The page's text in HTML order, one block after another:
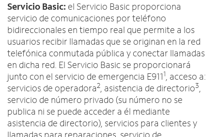
Servicio Basic: el Servicio Basic proporciona
servicio de comunicaciones por teléfono
bidireccionales en tiempo real que permite a los
usuarios recibir llamadas que se originan en la red
telefónica conmutada pública y conectar llamadas
en dicha red. El Servicio Basic se proporcionará
junto con el servicio de emergencia E9111, acceso a:
servicios de operadora2, asistencia de directorio3,
servicio de número privado (su número no se
publica ni se puede acceder a él mediante
asistencia de directorio), servicios para clientes y
llamadas para reparaciones, servicio de